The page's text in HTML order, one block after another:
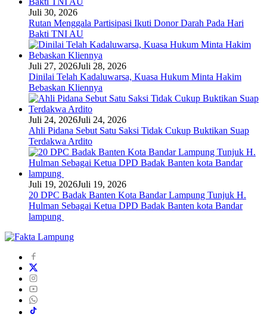
Juli 30, 2026
Rutan Menggala Partisipasi Ikuti Donor Darah Pada Hari
Bakti TNI AU
Juli 27, 2026Juli 28, 2026
Dinilai Telah Kadaluwarsa, Kuasa Hukum Minta Hakim
Bebaskan Kliennya
Juli 24, 2026Juli 24, 2026
Ahli Pidana Sebut Satu Saksi Tidak Cukup Buktikan Suap
Terdakwa Ardito
Juli 19, 2026Juli 19, 2026
20 DPC Badak Banten Kota Bandar Lampung Tunjuk H.
Hulman Sebagai Ketua DPD Badak Banten kota Bandar
lampung